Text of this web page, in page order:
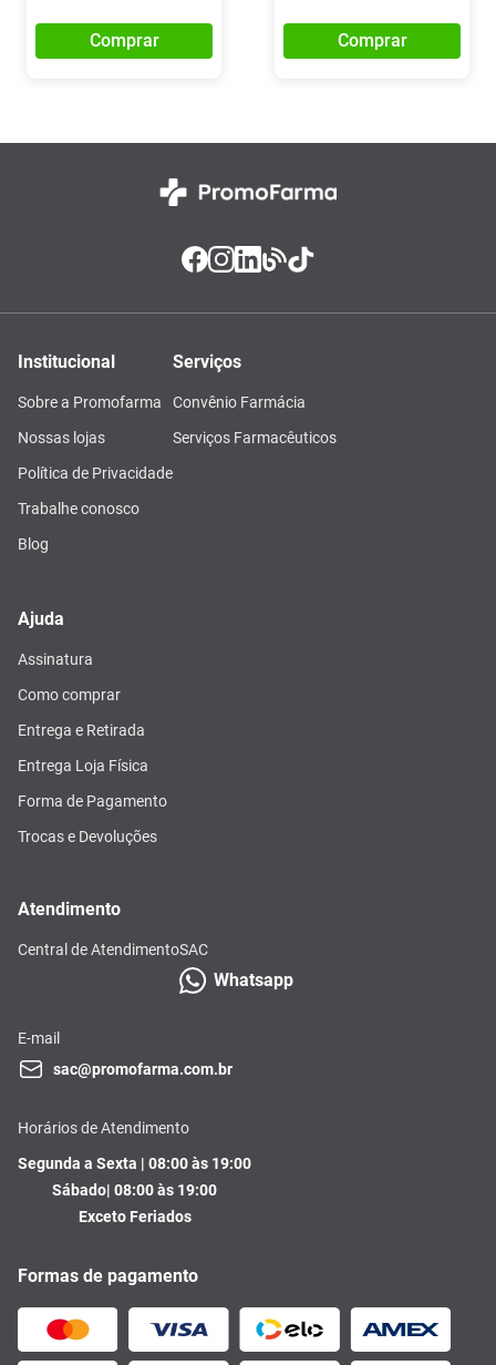
Comprar Comprar
Institucional
Sobre a Promofarma
Nossas lojas
Política de Privacidade
Trabalhe conosco
Blog
Serviços
Convênio Farmácia
Serviços Farmacêuticos
Ajuda
Assinatura
Como comprar
Entrega e Retirada
Entrega Loja Física
Forma de Pagamento
Trocas e Devoluções
Atendimento
Central de AtendimentoSAC
Whatsapp
E-mail
sac@promofarma.com.br
Horários de Atendimento
Segunda a Sexta | 08:00 às 19:00
Sábado| 08:00 às 19:00
Exceto Feriados
Formas de pagamento